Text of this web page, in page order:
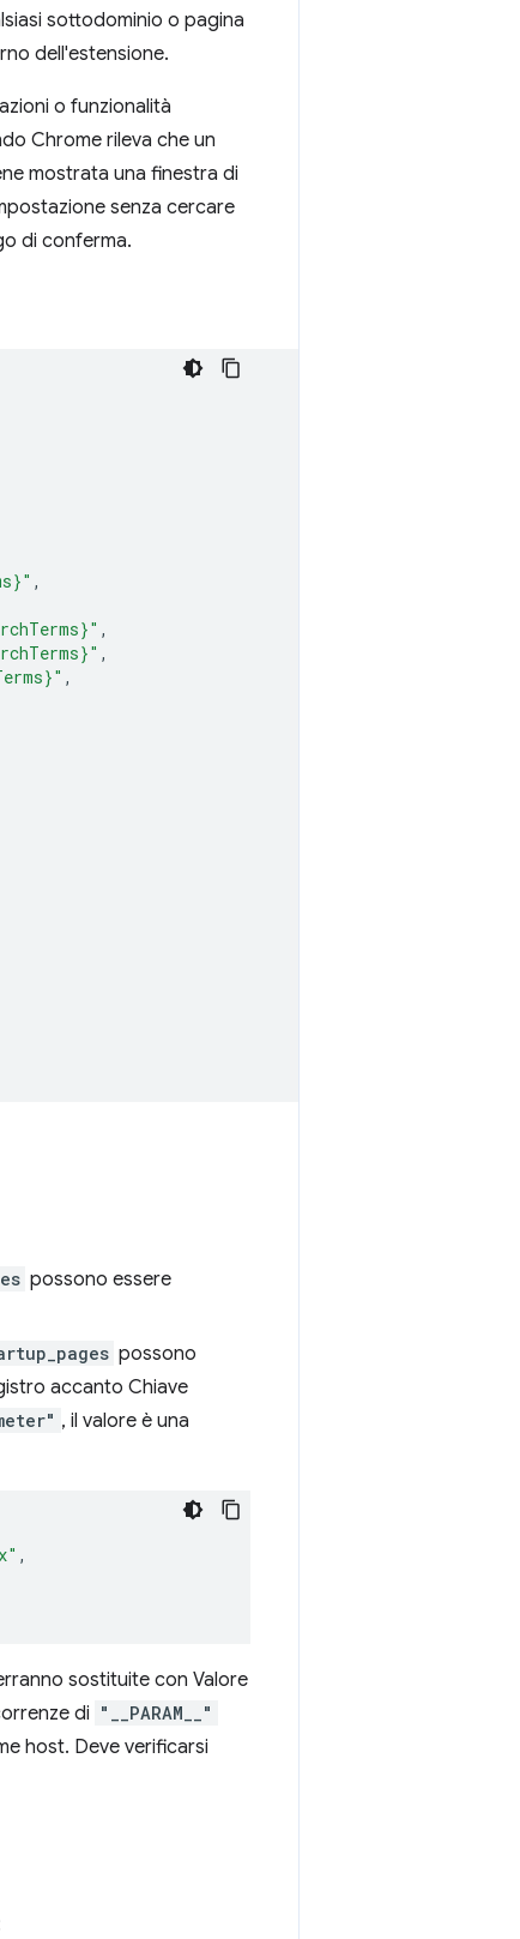
sottodominio o pagina
dell'estensione.
o funzionalità
Chrome rileva che un
mostrata una finestra di
senza cercare
di conferma.
,
,
,
,
possono essere
possono
accanto Chiave
, il valore è una
,
sostituite con Valore
di "__PARAM__"
host. Deve verificarsi